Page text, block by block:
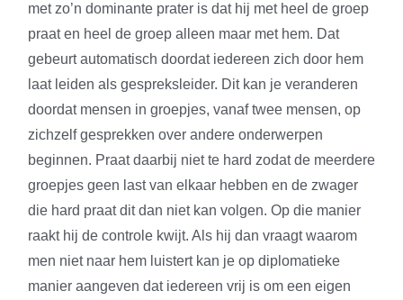
met zo’n dominante prater is dat hij met heel de groep
praat en heel de groep alleen maar met hem. Dat
gebeurt automatisch doordat iedereen zich door hem
laat leiden als gespreksleider. Dit kan je veranderen
doordat mensen in groepjes, vanaf twee mensen, op
zichzelf gesprekken over andere onderwerpen
beginnen. Praat daarbij niet te hard zodat de meerdere
groepjes geen last van elkaar hebben en de zwager
die hard praat dit dan niet kan volgen. Op die manier
raakt hij de controle kwijt. Als hij dan vraagt waarom
men niet naar hem luistert kan je op diplomatieke
manier aangeven dat iedereen vrij is om een eigen